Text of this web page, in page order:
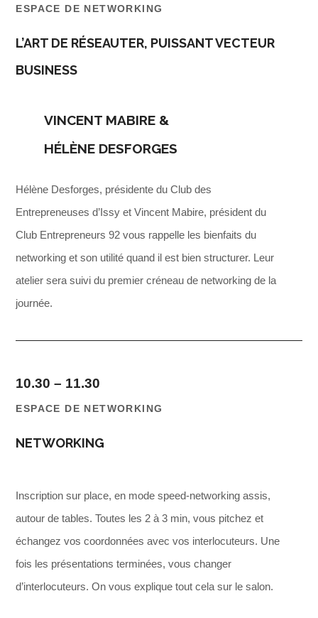
ESPACE DE NETWORKING
L’ART DE RÉSEAUTER, PUISSANT VECTEUR
BUSINESS
VINCENT MABIRE &
HÉLÈNE DESFORGES
Hélène Desforges, présidente du Club des
Entrepreneuses d’Issy et Vincent Mabire, président du
Club Entrepreneurs 92 vous rappelle les bienfaits du
networking et son utilité quand il est bien structurer. Leur
atelier sera suivi du premier créneau de networking de la
journée.
10.30 – 11.30
ESPACE DE NETWORKING
NETWORKING
Inscription sur place, en mode speed-networking assis,
autour de tables. Toutes les 2 à 3 min, vous pitchez et
échangez vos coordonnées avec vos interlocuteurs. Une
fois les présentations terminées, vous changer
d’interlocuteurs. On vous explique tout cela sur le salon.